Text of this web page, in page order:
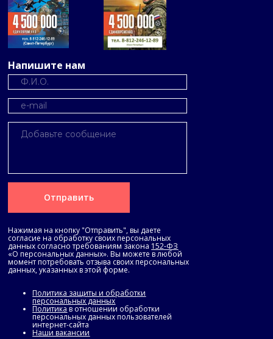
Нажимая на кнопку "Отправить", вы даете
согласие на обработку своих персональных
данных согласно требованиям закона 152-ФЗ
«О персональных данных». Вы можете в любой
момент потребовать отзыва своих персональных
данных, указанных в этой форме.
Политика защиты и обработки
персональных данных
Политика в отношении обработки
персональных данных пользователей
интернет-сайта
Наши вакансии
Напишите нам
Отправить